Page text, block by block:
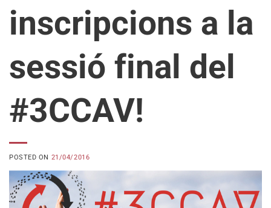
inscripcions a la
sessió final del
#3CCAV!
POSTED ON 21/04/2016